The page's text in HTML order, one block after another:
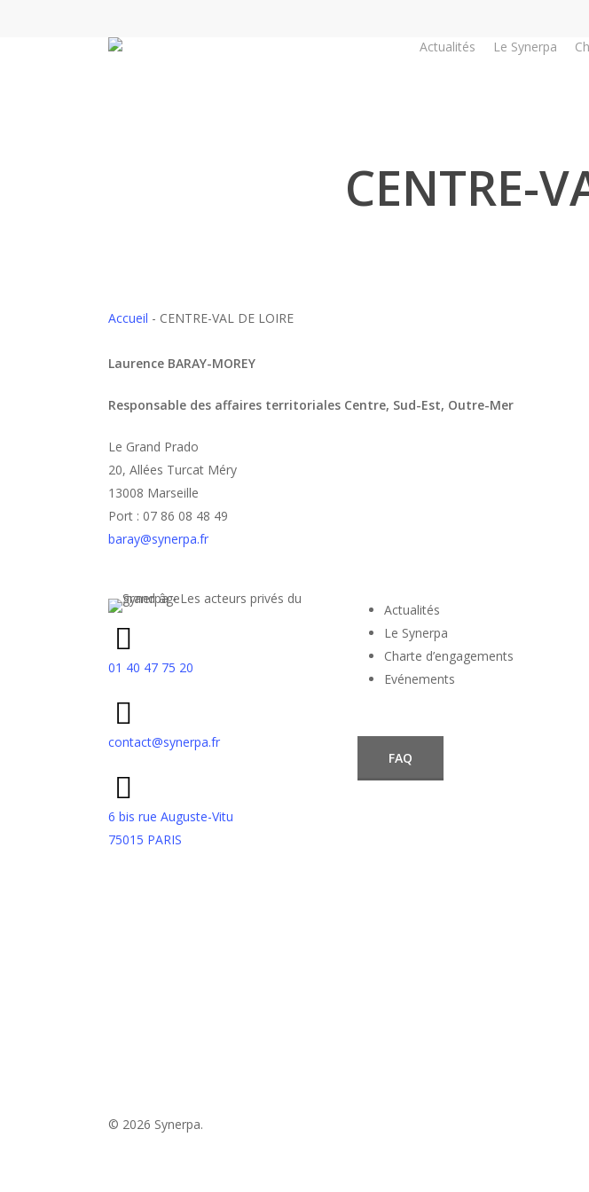
Actualités Le Synerpa
CENTRE-
Accueil - CENTRE-VAL DE LOIRE
Laurence BARAY-MOREY
Responsable des affaires territoriales Centre, Sud-Est, Outre-Mer
Le Grand Prado
20, Allées Turcat Méry
13008 Marseille
Port : 07 86 08 48 49
baray@synerpa.fr
01 40 47 75 20
contact@synerpa.fr
6 bis rue Auguste-Vitu
75015 PARIS
Actualités
Le Synerpa
Charte d’engagements
Evénements
FAQ
© 2026 Synerpa.